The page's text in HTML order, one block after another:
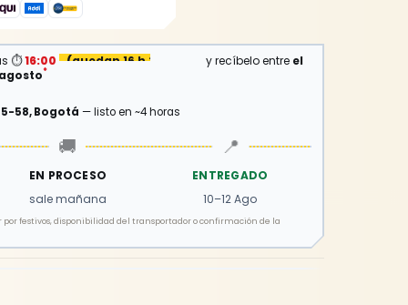
⏱16:00 (quedan 16 h 29 min y recíbelo entre el
*
58, Bogotá — listo en ~4 horas
🚚
EN PROCESO
sale mañana
📍
ENTREGADO
10–12 Ago
festivos, disponibilidad del transportador o confirmación de la